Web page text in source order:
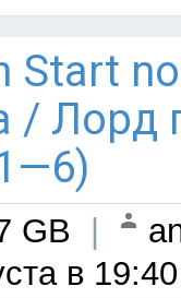
Start
/ Лорд
GB
в 19:40